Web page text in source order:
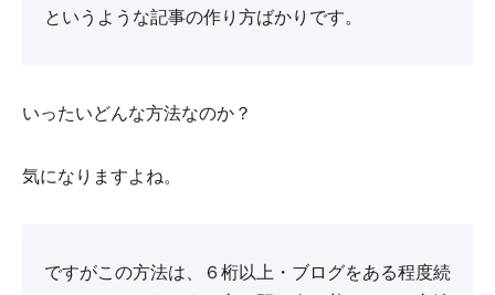
というような記事の作り方ばかりです。
いったいどんな方法なのか？
気になりますよね。
ですがこの方法は、６桁以上・ブログをある程度続